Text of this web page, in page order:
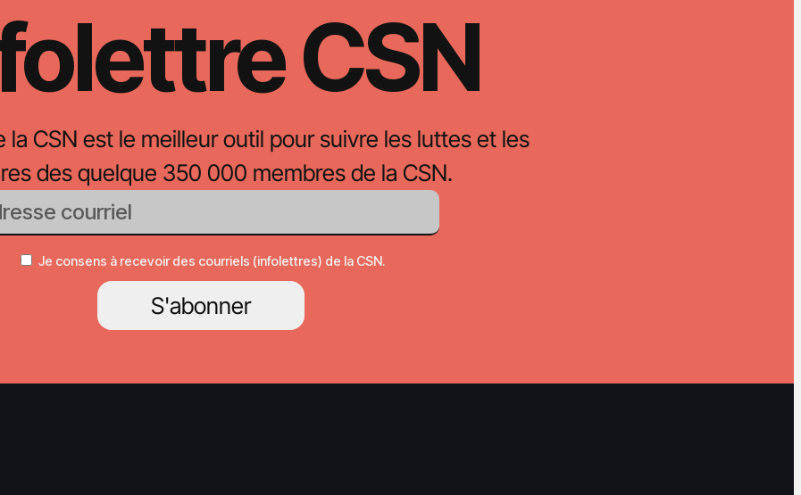
CSN
la CSN est le meilleur outil pour suivre les luttes et les
des quelque 350 000 membres de la CSN.
Je consens à recevoir des courriels (infolettres) de la CSN.
S'abonner